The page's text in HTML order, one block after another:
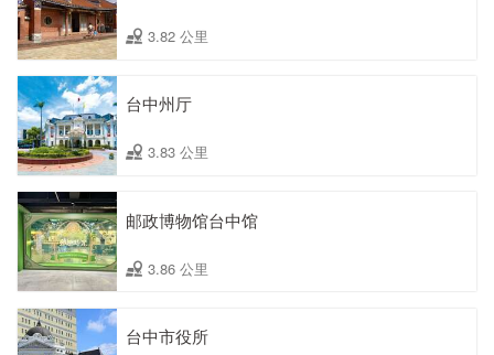
3.82 公里
台中州厅
3.83 公里
邮政博物馆台中馆
3.86 公里
台中市役所